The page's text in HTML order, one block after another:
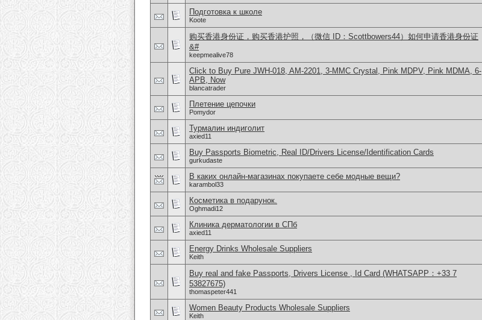
Подготовка к школе
Koote
购买香港身份证，购买香港护照，（微信 ID：Scottbowers44）如何申请香港身份证
&#
keepmealive78
Click to Buy Pure JWH-018, AM-2201, 3-MMC Crystal, Pink MDPV, Pink MDMA, 6-
APB, Now
blancatrader
Плетение цепочки
Pomydor
Турмалин индиголит
axied11
Buy Passports Biometric, Real ID/Drivers License/Identification Cards
gurkudaste
В каких онлайн-магазинах покупаете себе модные вещи?
karambol33
Косметика в подарунок.
Oghmadi12
Клиника дерматологии в СПб
axied11
Energy Drinks Wholesale Suppliers
Keith
Buy real and fake Passports, Drivers License , Id Card (WHATSAPP：+33 7
53827675)
thomaspeter441
Women Beauty Products Wholesale Suppliers
Keith